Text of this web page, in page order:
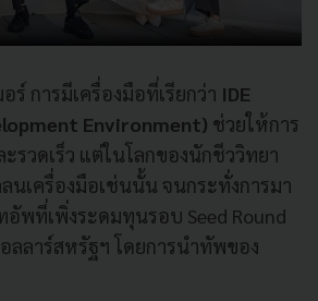
ร์ การมีเครื่องมือที่เรียกว่า IDE
Environment) ช่วยให้การ
รวดเร็ว แต่ในโลกของนักชีววิทยา
นเครื่องมือเช่นนั้น จนกระทั่งการมา
อัพที่เพิ่งระดมทุนรอบ Seed Round
ลลาร์สหรัฐฯ โดยการนำทัพของ